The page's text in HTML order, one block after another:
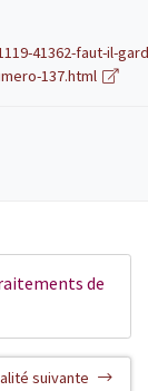
41362-faut-il-
137.html
de
suivante